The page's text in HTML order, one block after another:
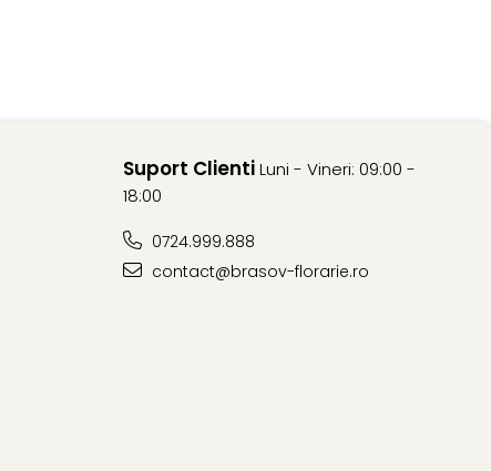
Suport ClientiLuni - Vineri: 09:00 -
18:00
0724.999.888
contact@brasov-florarie.ro